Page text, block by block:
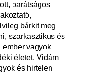
barátságos.
bárkit meg
szarkasztikus és
ember vagyok.
életet. Vidám
és hirtelen